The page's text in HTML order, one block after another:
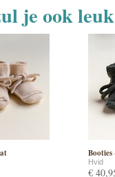
je ook
Booties
Hvid
€